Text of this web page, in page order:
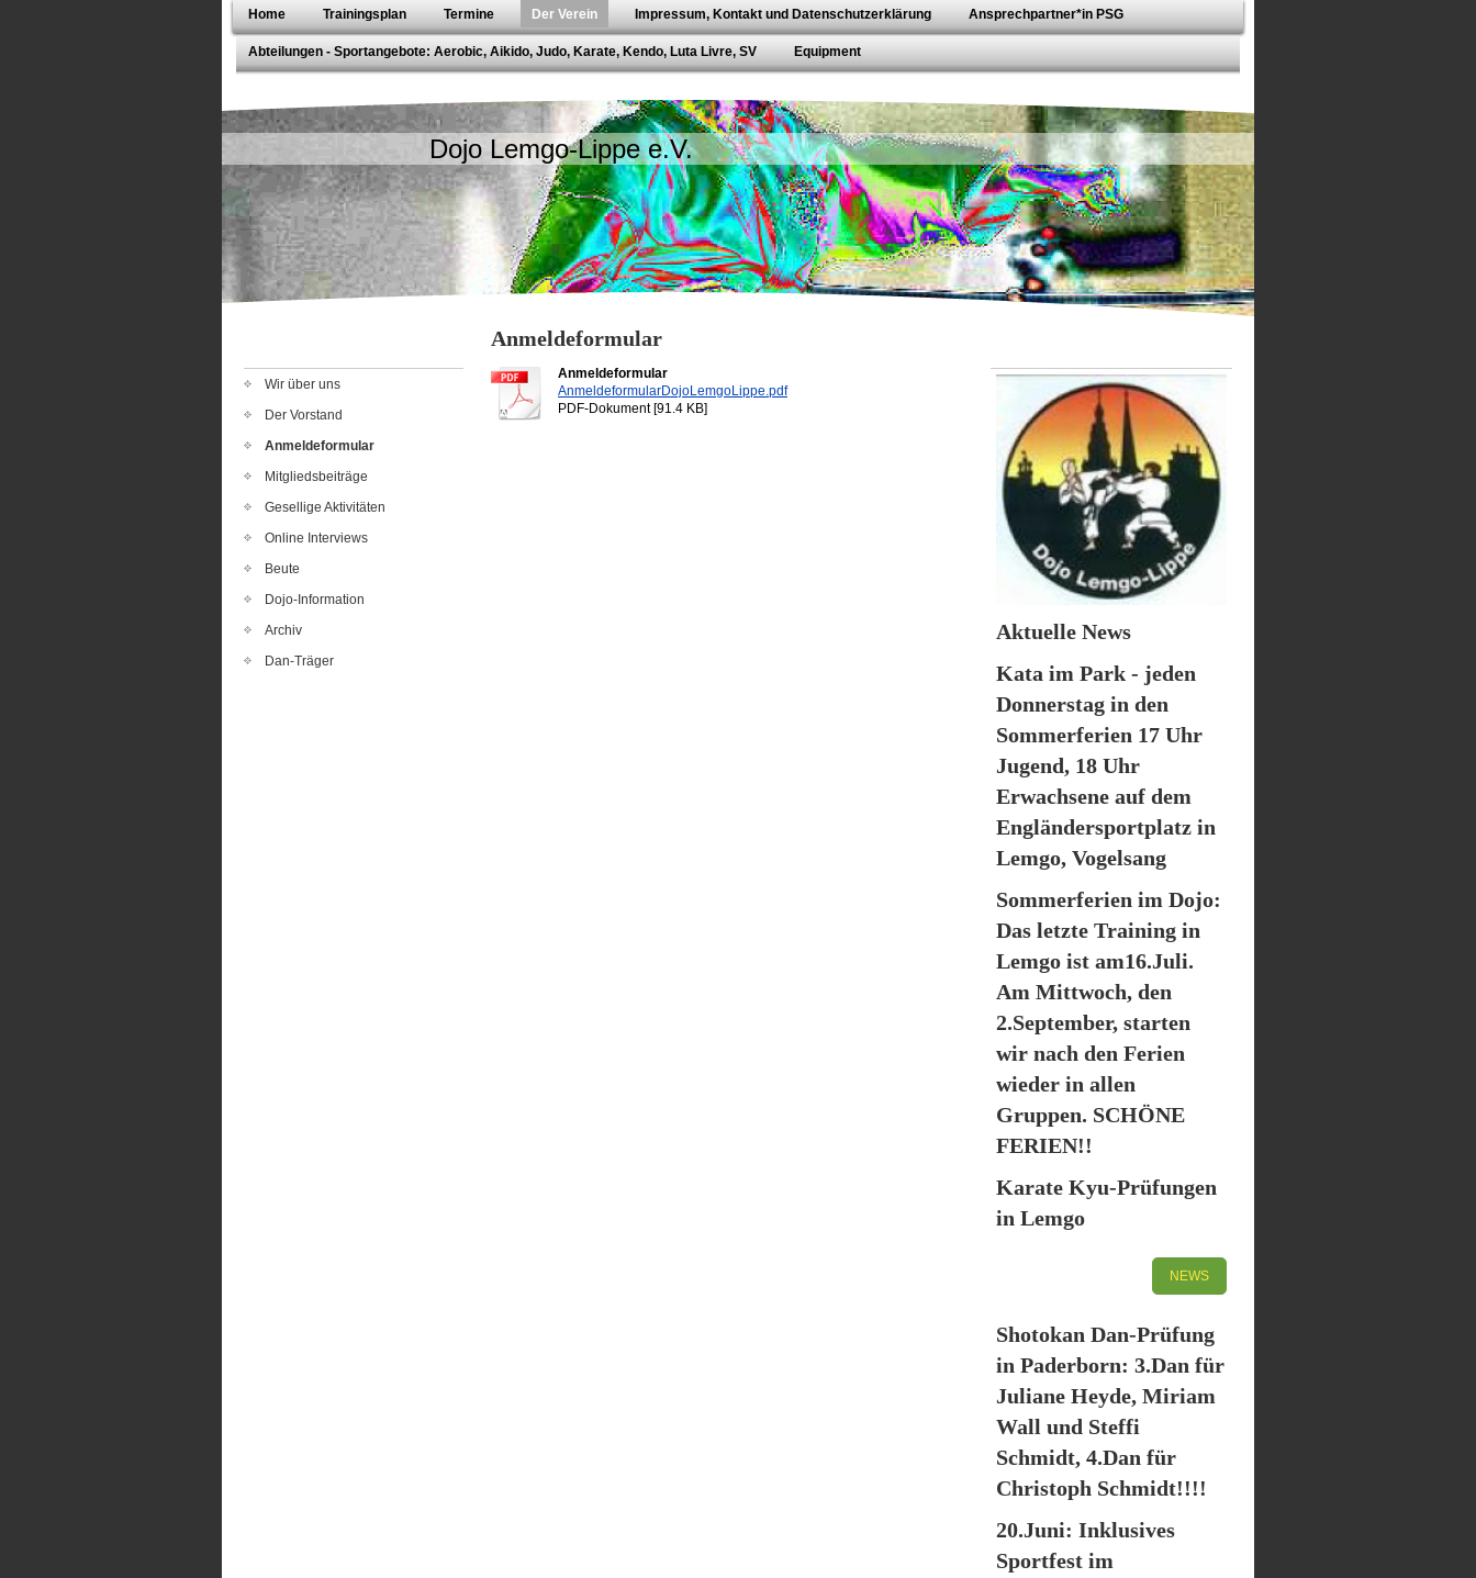
Home Trainingsplan Termine Der Verein Impressum, Kontakt und Datenschutzerklärung Ansprechpartner*in PSG
Abteilungen - Sportangebote: Aerobic, Aikido, Judo, Karate, Kendo, Luta Livre, SV Equipment
Dojo Lemgo-Lippe e.V.
Wir über uns
Der Vorstand
Anmeldeformular
Mitgliedsbeiträge
Gesellige Aktivitäten
Online Interviews
Beute
Dojo-Information
Archiv
Dan-Träger
Anmeldeformular
Anmeldeformular
AnmeldeformularDojoLemgoLippe.pdf
PDF-Dokument [91.4 KB]
Aktuelle News
Kata im Park - jeden
Donnerstag in den
Sommerferien 17 Uhr
Jugend, 18 Uhr
Erwachsene auf dem
Engländersportplatz in
Lemgo, Vogelsang
Sommerferien im Dojo:
Das letzte Training in
Lemgo ist am16.Juli.
Am Mittwoch, den
2.September, starten
wir nach den Ferien
wieder in allen
Gruppen. SCHÖNE
FERIEN!!
Karate Kyu-Prüfungen
in Lemgo
NEWS
Shotokan Dan-Prüfung
in Paderborn: 3.Dan für
Juliane Heyde, Miriam
Wall und Steffi
Schmidt, 4.Dan für
Christoph Schmidt!!!!
20.Juni: Inklusives
Sportfest im